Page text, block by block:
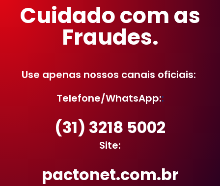
Cuidado com as
Fraudes.
Use apenas nossos canais oficiais:
Telefone/WhatsApp::
(31) 3218 5002
Site:
pactonet.com.br